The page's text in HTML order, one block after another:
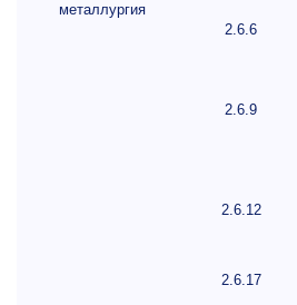
металлургия
2.6.6
2.6.9
2.6.12
2.6.17